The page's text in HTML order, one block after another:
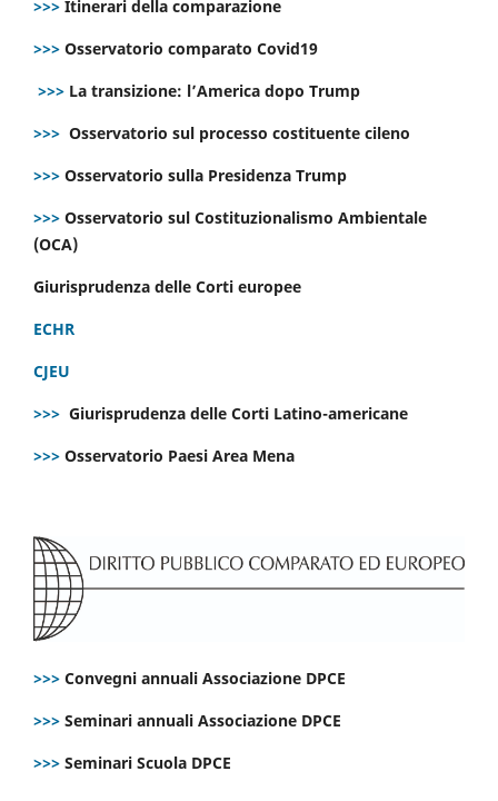
>>> Itinerari della comparazione
>>> Osservatorio comparato Covid19
>>> La transizione: l’America dopo Trump
>>> Osservatorio sul processo costituente cileno
>>> Osservatorio sulla Presidenza Trump
>>> Osservatorio sul Costituzionalismo Ambientale
(OCA)
Giurisprudenza delle Corti europee
ECHR
CJEU
>>> Giurisprudenza delle Corti Latino-americane
>>> Osservatorio Paesi Area Mena
>>> Convegni annuali Associazione DPCE
>>> Seminari annuali Associazione DPCE
>>> Seminari Scuola DPCE